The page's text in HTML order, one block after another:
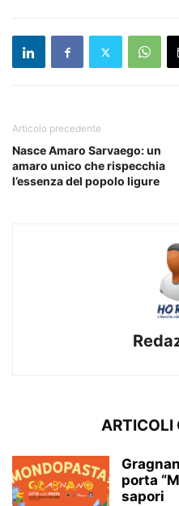
Articolo precedente
Nasce Amaro Sarvaego: un
amaro unico che rispecchia
l’essenza del popolo ligure
ARTICOLI
porta
sapori